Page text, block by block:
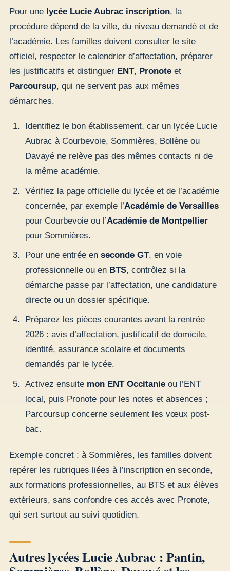
Pour une lycée Lucie Aubrac inscription, la
procédure dépend de la ville, du niveau demandé et de
l’académie. Les familles doivent consulter le site
officiel, respecter le calendrier d’affectation, préparer
les justificatifs et distinguer ENT, Pronote et
Parcoursup, qui ne servent pas aux mêmes
démarches.
Identifiez le bon établissement, car un lycée Lucie
Aubrac à Courbevoie, Sommières, Bollène ou
Davayé ne relève pas des mêmes contacts ni de
la même académie.
Vérifiez la page officielle du lycée et de l’académie
concernée, par exemple l’Académie de Versailles
pour Courbevoie ou l’Académie de Montpellier
pour Sommières.
Pour une entrée en seconde GT, en voie
professionnelle ou en BTS, contrôlez si la
démarche passe par l’affectation, une candidature
directe ou un dossier spécifique.
Préparez les pièces courantes avant la rentrée
2026 : avis d’affectation, justificatif de domicile,
identité, assurance scolaire et documents
demandés par le lycée.
Activez ensuite mon ENT Occitanieou l’ENT
local, puis Pronote pour les notes et absences ;
Parcoursup concerne seulement les vœux post-
bac.
Exemple concret : à Sommières, les familles doivent
repérer les rubriques liées à l’inscription en seconde,
aux formations professionnelles, au BTS et aux élèves
extérieurs, sans confondre ces accès avec Pronote,
qui sert surtout au suivi quotidien.
Autres lycées Lucie Aubrac : Pantin,